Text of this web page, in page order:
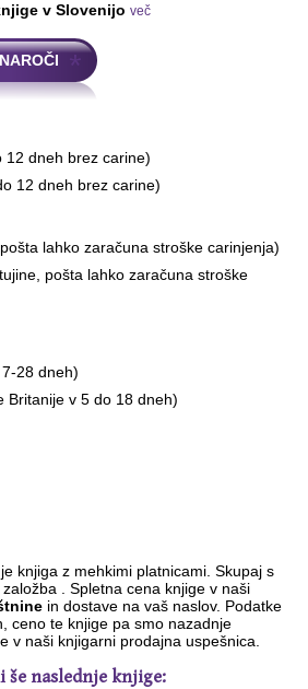
v Slovenijo več
12 dneh brez carine)
12 dneh brez carine)
lahko zaračuna stroške carinjenja)
pošta lahko zaračuna stroške
28 dneh)
Britanije v 5 do 18 dneh)
knjiga z mehkimi platnicami. Skupaj s
. Spletna cena knjige v naši
in dostave na vaš naslov. Podatke
ceno te knjige pa smo nazadnje
v naši knjigarni prodajna uspešnica.
še naslednje knjige: